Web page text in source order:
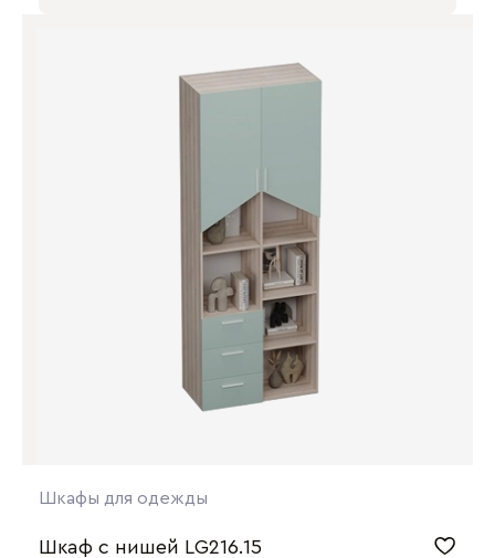
Шкафы для одежды
Шкаф с нишей LG216.15